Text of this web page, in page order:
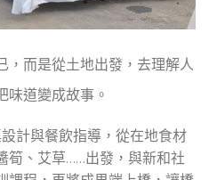
，而是從土地出發，去理解人
味道變成故事。
計與餐飲指導，從在地食材
、艾草……出發，與新和社